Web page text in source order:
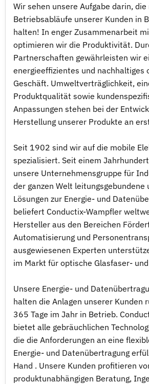
Wir sehen unsere Aufgabe darin, die
Betriebsabläufe unserer Kunden in
halten! In enger Zusammenarbeit
optimieren wir die Produktivität.
Partnerschaften gewährleisten wir
energieeffizientes und nachhaltiges
Geschäft. Umweltverträglichkeit,
Produktqualität sowie
Anpassungen stehen bei der
Herstellung unserer Produkte an
Seit 1902 sind wir auf die mobile
spezialisiert. Seit einem
unsere Unternehmensgruppe für
der ganzen Welt leitungsgebundene
Lösungen zur Energie- und
beliefert Conductix-Wampfler
Hersteller aus den Bereichen
Automatisierung und
ausgewiesenen Experten
im Markt für optische Glasfaser-
Unsere Energie- und
halten die Anlagen unserer Kunden
365 Tage im Jahr in Betrieb.
bietet alle gebräuchlichen
die die Anforderungen an eine
Energie- und Datenübertragung
Hand . Unsere Kunden profitieren
produktunabhängigen Beratung,